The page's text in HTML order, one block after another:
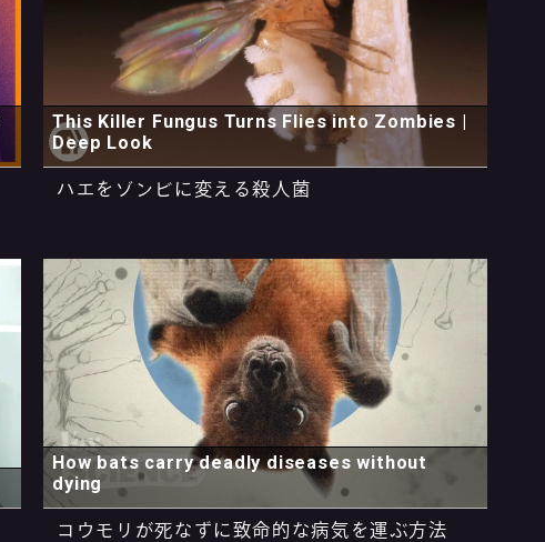
This Killer Fungus Turns Flies into Zombies |
Deep Look
ハエをゾンビに変える殺人菌
How bats carry deadly diseases without
dying
コウモリが死なずに致命的な病気を運ぶ方法